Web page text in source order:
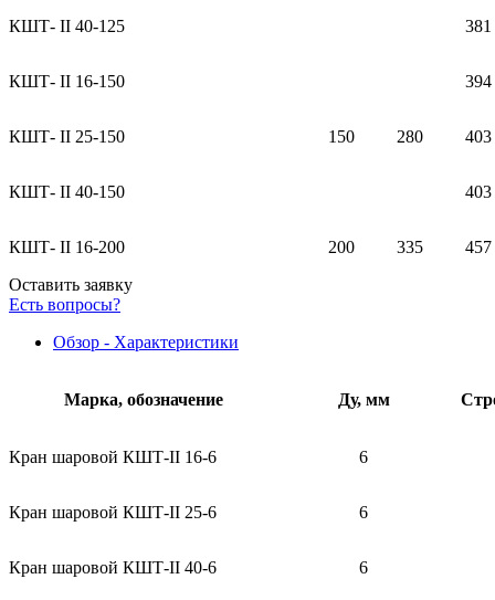
КШТ- II 40-125 381
КШТ- II 16-150
150 280
394
КШТ- II 25-150 403
КШТ- II 40-150 403
КШТ- II 16-200 200 335
457
Оставить заявку
Есть вопросы?
Обзор - Характеристики
Марка, обозначение Ду, мм
Кран шаровой КШТ-II 16-6 6
Кран шаровой КШТ-II 25-6 6
Кран шаровой КШТ-II 40-6 6